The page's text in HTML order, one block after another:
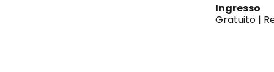
Ingresso
Gratuito |